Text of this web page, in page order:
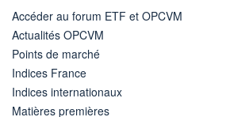
Accéder au forum ETF et OPCVM
Actualités OPCVM
Points de marché
Indices France
Indices internationaux
Matières premières